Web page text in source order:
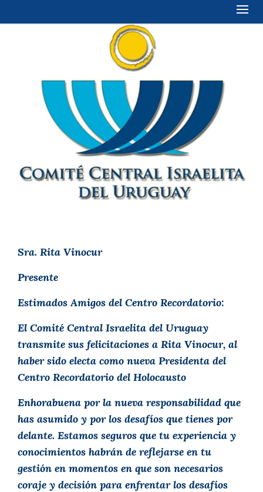
Sra. Rita Vinocur
Presente
Estimados Amigos del Centro Recordatorio:
El Comité Central Israelita del Uruguay
transmite sus felicitaciones a Rita Vinocur, al
haber sido electa como nueva Presidenta del
Centro Recordatorio del Holocausto
Enhorabuena por la nueva responsabilidad que
has asumido y por los desafíos que tienes por
delante. Estamos seguros que tu experiencia y
conocimientos habrán de reflejarse en tu
gestión en momentos en que son necesarios
coraje y decisión para enfrentar los desafíos